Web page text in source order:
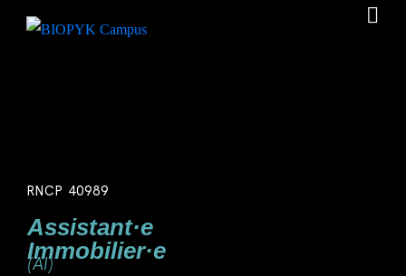
RNCP 40989
Assistant·e
Immobilier·e
(AI)